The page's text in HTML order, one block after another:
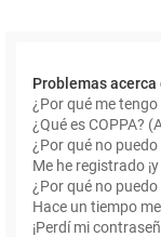
Problemas
¿Por qué me
¿Qué es COPPA?
¿Por qué no
Me he registrado
¿Por qué no
Hace un tiempo
¡Perdí mi